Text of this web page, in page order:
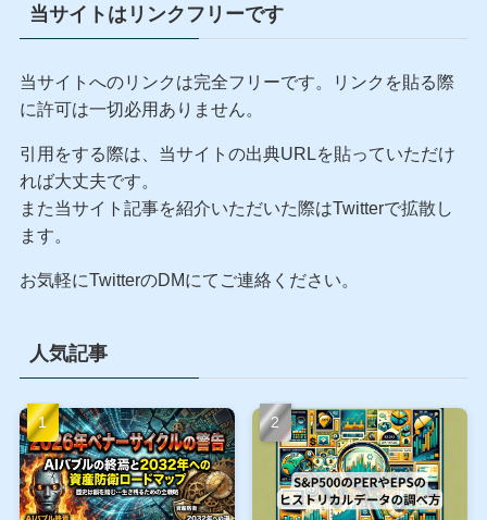
を心の底から嫌悪し、超高配当ETF（AIPI等）を使った
出口を模索中。リーマンショックでボロ負けした過去
を持つ、泥臭いプロの検証記録です。
当サイトはリンクフリーです
に許可は一切必用ありません。
引用をする際は、当サイトの出典URLを貼っていただけ
れば大丈夫です。
また当サイト記事を紹介いただいた際はTwitterで拡散し
ます。